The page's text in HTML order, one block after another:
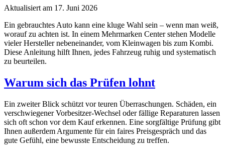
Aktualisiert am 17. Juni 2026
Ein gebrauchtes Auto kann eine kluge Wahl sein – wenn man weiß,
worauf zu achten ist. In einem Mehrmarken Center stehen Modelle
vieler Hersteller nebeneinander, vom Kleinwagen bis zum Kombi.
Diese Anleitung hilft Ihnen, jedes Fahrzeug ruhig und systematisch
zu beurteilen.
Warum sich das Prüfen lohnt
Ein zweiter Blick schützt vor teuren Überraschungen. Schäden, ein
verschwiegener Vorbesitzer-Wechsel oder fällige Reparaturen lassen
sich oft schon vor dem Kauf erkennen. Eine sorgfältige Prüfung gibt
Ihnen außerdem Argumente für ein faires Preisgespräch und das
gute Gefühl, eine bewusste Entscheidung zu treffen.